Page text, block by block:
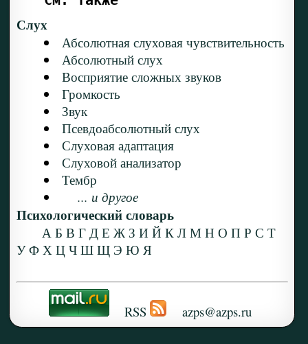
Слух
Абсолютная слуховая чувствительность
Абсолютный слух
Восприятие сложных звуков
Громкость
Звук
Псевдоабсолютный слух
Слуховая адаптация
Слуховой анализатор
Тембр
... и другое
Психологический словарь
А Б В Г Д Е Ж З И Й К Л М Н О П Р С Т
У Ф Х Ц Ч Ш Щ Э Ю Я
RSS azps@azps.ru